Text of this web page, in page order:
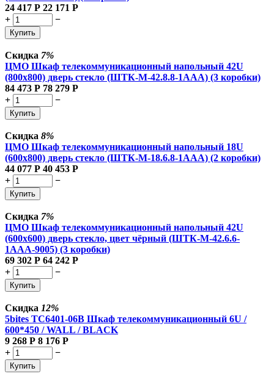
24 417 Р 22 171 Р
+
−
Купить
Скидка 7%
ЦМО Шкаф телекоммуникационный напольный 42U
(800x800) дверь стекло (ШТК-М-42.8.8-1ААА) (3 коробки)
84 473 Р 78 279 Р
+
−
Купить
Скидка 8%
ЦМО Шкаф телекоммуникационный напольный 18U
(600x800) дверь стекло (ШТК-М-18.6.8-1AAA) (2 коробки)
44 077 Р 40 453 Р
+
−
Купить
Скидка 7%
ЦМО Шкаф телекоммуникационный напольный 42U
(600x600) дверь стекло, цвет чёрный (ШТК-М-42.6.6-
1ААА-9005) (3 коробки)
69 302 Р 64 242 Р
+
−
Купить
Скидка 12%
5bites TC6401-06B Шкаф телекоммуникационный 6U /
600*450 / WALL / BLACK
9 268 Р 8 176 Р
+
−
Купить